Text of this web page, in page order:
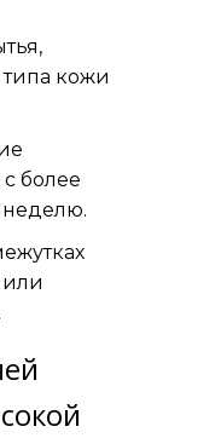
кожи
более
неделю.